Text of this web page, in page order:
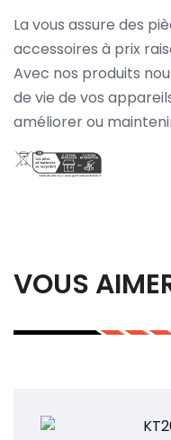
La vous assure des
accessoires à prix
Avec nos produits
de vie de vos
améliorer ou
VOUS